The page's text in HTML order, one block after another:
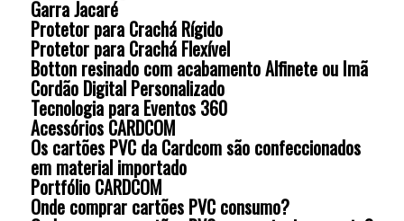
Garra Jacaré
Protetor para Crachá Rígido
Protetor para Crachá Flexível
Botton resinado com acabamento Alfinete ou Imã
Cordão Digital Personalizado
Tecnologia para Eventos 360
Acessórios CARDCOM
Os cartões PVC da Cardcom são confeccionados
em material importado
Portfólio CARDCOM
Onde comprar cartões PVC consumo?